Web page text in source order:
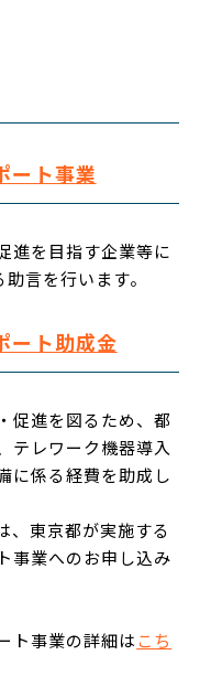
ート事業
進を目指す企業等に
言を行います。
ート助成金
促進を図るため、都
テレワーク機器導入
に係る経費を助成し
、東京都が実施する
事業へのお申し込み
ト事業の詳細はこち